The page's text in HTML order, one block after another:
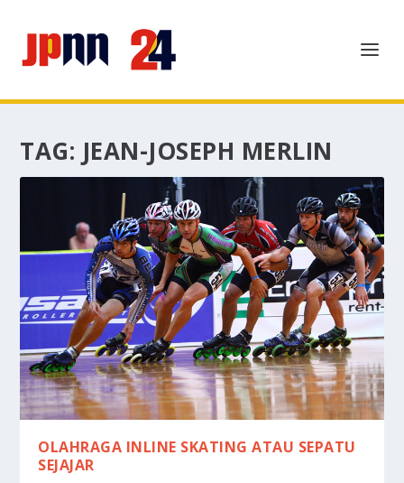
TAG: JEAN-JOSEPH MERLIN
OLAHRAGA INLINE SKATING ATAU SEPATU
SEJAJAR